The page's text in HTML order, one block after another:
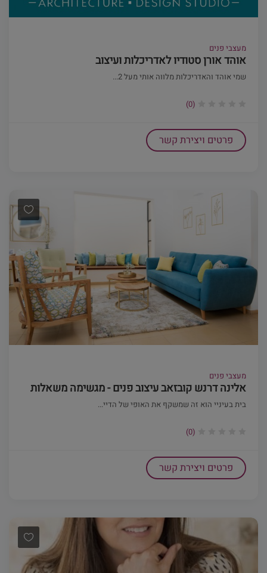
מעצבי פנים
אוהד אורן סטודיו לאדריכלות ועיצוב
שמי אוהד והאדריכלות מלווה אותי מעל 2...
(0)
פרטים ויצירת קשר
מעצבי פנים
אלינה דרנש קובזאב עיצוב פנים - מגשימה משאלות
בית בעיניי הוא זה שמשקף את האופי של הדיי...
(0)
פרטים ויצירת קשר